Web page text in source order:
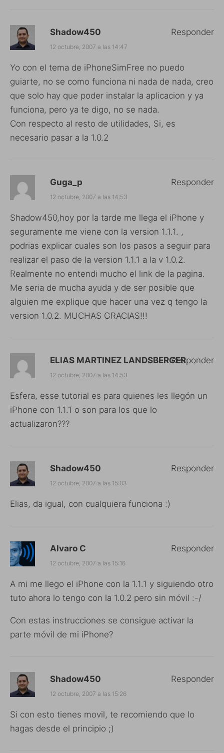
Shadow450
12 octubre, 2007 a las 14:47
Yo con el tema de iPhoneSimFree no puedo
guiarte, no se como funciona ni nada de nada, creo
que solo hay que poder instalar la aplicacion y ya
funciona, pero ya te digo, no se nada.
Con respecto al resto de utilidades, Si, es
necesario pasar a la 1.0.2
Responder
Guga_p
12 octubre, 2007 a las 14:53
Shadow450,hoy por la tarde me llega el iPhone y
seguramente me viene con la version 1.1.1. ,
podrias explicar cuales son los pasos a seguir para
realizar el paso de la version 1.1.1 a la v 1.0.2.
Realmente no entendi mucho el link de la pagina.
Me seria de mucha ayuda y de ser posible que
alguien me explique que hacer una vez q tengo la
version 1.0.2. MUCHAS GRACIAS!!!
Responder
ELIAS MARTINEZ LANDSBERGER
12 octubre, 2007 a las 14:53
Esfera, esse tutorial es para quienes les llegón un
iPhone con 1.1.1 o son para los que lo
actualizaron???
Responder
Shadow450
12 octubre, 2007 a las 15:03
Elias, da igual, con cualquiera funciona :)
Responder
Alvaro C
12 octubre, 2007 a las 15:16
A mi me llego el iPhone con la 1.1.1 y siguiendo otro
tuto ahora lo tengo con la 1.0.2 pero sin móvil :-/
Con estas instrucciones se consigue activar la
parte móvil de mi iPhone?
Responder
Shadow450
12 octubre, 2007 a las 15:26
Si con esto tienes movil, te recomiendo que lo
hagas desde el principio ;)
Responder